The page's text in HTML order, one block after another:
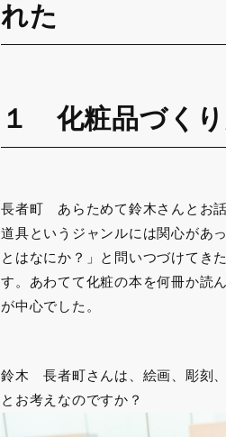
れた
１ 化粧品づく
長者町 あらためて鈴木さんとお
道具というジャンルには関心があ
とはなにか？」と問いつづけてき
す。あわてて化粧の本を何冊か読
が中心でした。
鈴木 長者町さんは、絵画、彫刻
とお考えなのですか？